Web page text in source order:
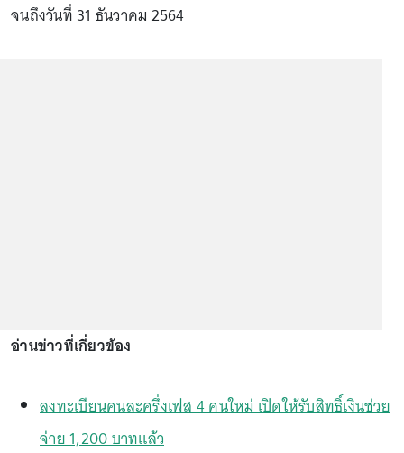
จนถึงวันที่ 31 ธันวาคม 2564
อ่านข่าวที่เกี่ยวข้อง
ลงทะเบียนคนละครึ่งเฟส 4 คนใหม่ เปิดให้รับสิทธิ์เงินช่วย
จ่าย 1,200 บาทแล้ว